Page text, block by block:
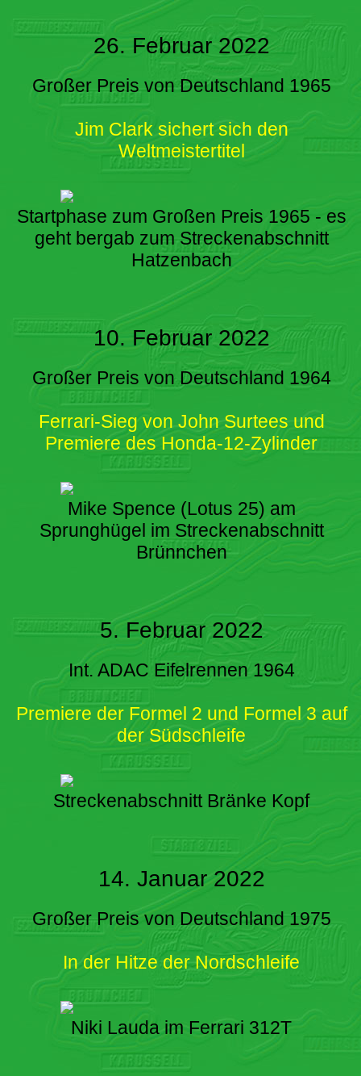
26. Februar 2022
Großer Preis von Deutschland 1965
Jim Clark sichert sich den
Weltmeistertitel
Startphase zum Großen Preis 1965 - es
geht bergab zum Streckenabschnitt
Hatzenbach
10. Februar 2022
Großer Preis von Deutschland 1964
Ferrari-Sieg von John Surtees und
Premiere des Honda-12-Zylinder
Mike Spence (Lotus 25) am
Sprunghügel im Streckenabschnitt
Brünnchen
5. Februar 2022
Int. ADAC Eifelrennen 1964
Premiere der Formel 2 und Formel 3 auf
der Südschleife
Streckenabschnitt Bränke Kopf
14. Januar 2022
Großer Preis von Deutschland 1975
In der Hitze der Nordschleife
Niki Lauda im Ferrari 312T